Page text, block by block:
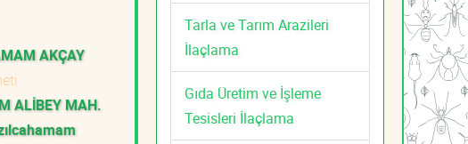
AKÇAY
ALİBEY MAH.
Tarla ve Tarım Arazileri
İlaçlama
Gıda Üretim ve İşleme
Tesisleri İlaçlama